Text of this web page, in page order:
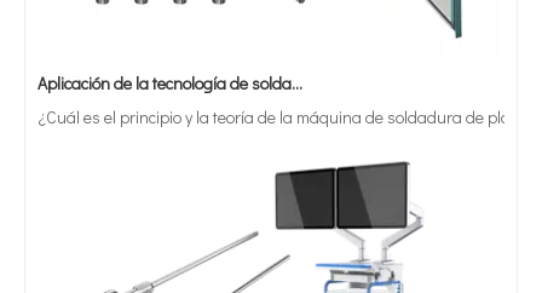
¿Cuál es el principio y la teoría de la máquina de soldadura de